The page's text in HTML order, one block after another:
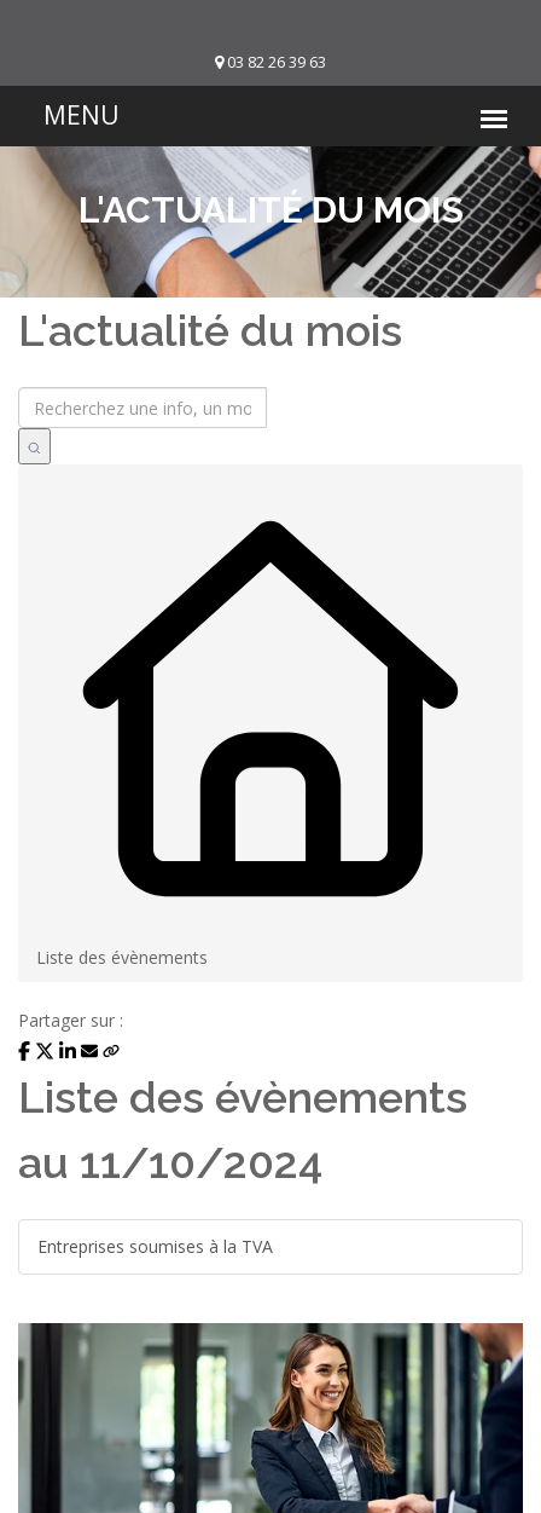
03 82 26 39 63
L'ACTUALITÉ DU MOIS
L'actualité du mois
Liste des évènements
Partager sur :
Liste des évènements
au 11/10/2024
Entreprises soumises à la TVA